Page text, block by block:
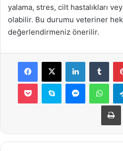
yalama, stres, cilt hastalıkları
olabilir. Bu durumu veteriner
değerlendirmeniz önerilir.
Facebook
X LinkedIn
Pocket Skype Messenger